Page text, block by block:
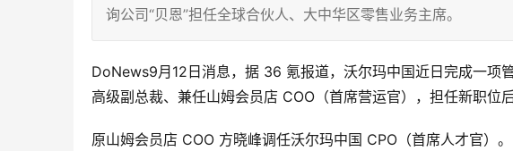
询公司“贝恩”担任全球合伙人、大中华区零售业务主席。
DoNews9月12日消息，据 36 氪报道，沃尔玛中国近日完成一项
高级副总裁、兼任山姆会员店 COO（首席营运官），担任新职位
原山姆会员店 COO 方晓峰调任沃尔玛中国 CPO（首席人才官）